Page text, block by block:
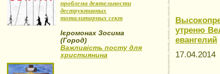
проблема деятельности
деструктивных
тоталитарных сект
Ієромонах Зосима
(Город)
Важливість посту для
християнина
утреню
евангелий
17.04.2014